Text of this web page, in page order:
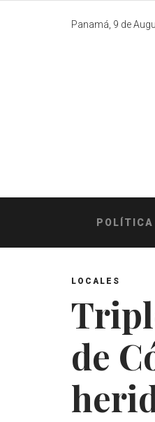
Panamá, 9 de
POLÍTICA
LOCALES
de